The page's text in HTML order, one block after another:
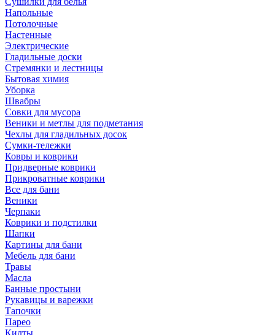
Напольные
Потолочные
Настенные
Электрические
Гладильные доски
Стремянки и лестницы
Бытовая химия
Уборка
Швабры
Совки для мусора
Веники и метлы для подметания
Чехлы для гладильных досок
Сумки-тележки
Ковры и коврики
Придверные коврики
Прикроватные коврики
Все для бани
Веники
Черпаки
Коврики и подстилки
Шапки
Картины для бани
Мебель для бани
Травы
Масла
Банные простыни
Рукавицы и варежки
Тапочки
Парео
Килты